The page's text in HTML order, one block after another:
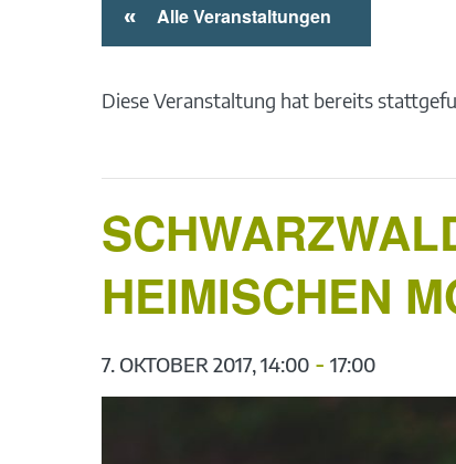
« Alle Veranstaltungen
Diese Veranstaltung hat bereits
HEIMISCHEN
7. OKTOBER 2017, 14:00- 17:00